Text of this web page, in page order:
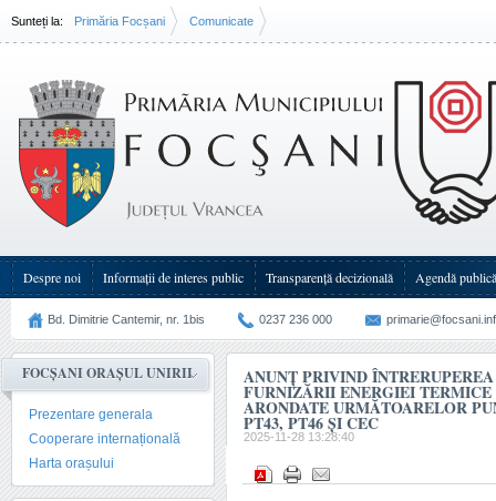
Sunteți la: Primăria Focșani Comunicate
Despre noi Informații de interes public Transparenţă decizională Agendă publică
Bd. Dimitrie Cantemir, nr. 1bis 0237 236 000
FOCȘANI ORAȘUL UNIRII
Prezentare generala
Cooperare internațională
Harta orașului
ANUNȚ PRIVIND
FURNIZĂRII ENERGIEI
ARONDATE URMĂTOARELOR
PT43, PT46 ȘI CEC
2025-11-28 13:28:40